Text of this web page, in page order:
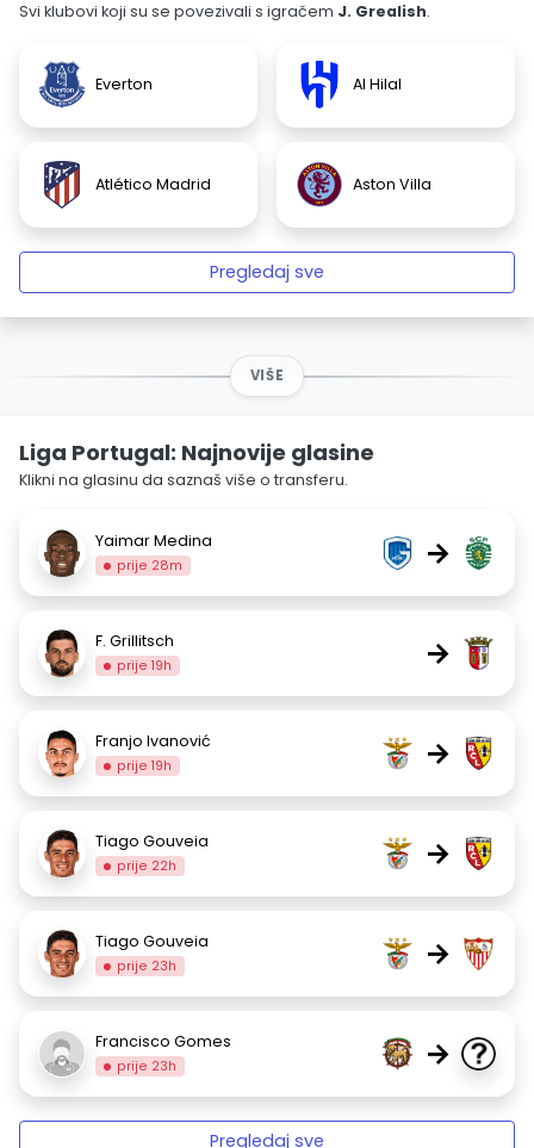
Svi klubovi koji su se povezivali s igračem J. Grealish.
Everton Al Hilal
Atlético Madrid Aston Villa
Pregledaj sve
VIŠE
Liga Portugal: Najnovije glasine
Klikni na glasinu da saznaš više o transferu.
Yaimar Medina
prije 28m →
F. Grillitsch
prije 19h →
Franjo Ivanović
prije 19h →
Tiago Gouveia
prije 22h →
Tiago Gouveia
prije 23h →
Francisco Gomes
prije 23h →
Pregledaj sve